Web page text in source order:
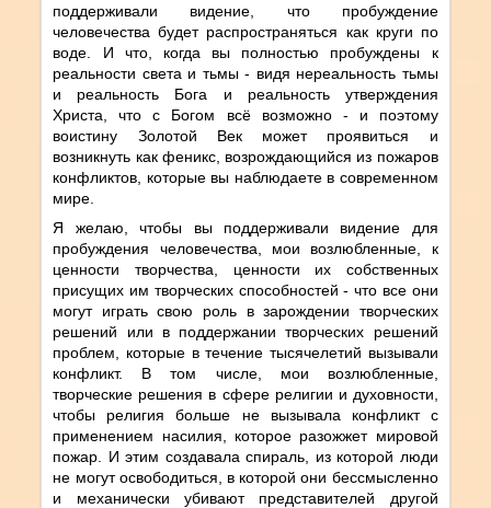
поддерживали видение, что пробуждение
человечества будет распространяться как круги по
воде. И что, когда вы полностью пробуждены к
реальности света и тьмы - видя нереальность тьмы
и реальность Бога и реальность утверждения
Христа, что с Богом всё возможно - и поэтому
воистину Золотой Век может проявиться и
возникнуть как феникс, возрождающийся из пожаров
конфликтов, которые вы наблюдаете в современном
мире.
Я желаю, чтобы вы поддерживали видение для
пробуждения человечества, мои возлюбленные, к
ценности творчества, ценности их собственных
присущих им творческих способностей - что все они
могут играть свою роль в зарождении творческих
решений или в поддержании творческих решений
проблем, которые в течение тысячелетий вызывали
конфликт. В том числе, мои возлюбленные,
творческие решения в сфере религии и духовности,
чтобы религия больше не вызывала конфликт с
применением насилия, которое разожжет мировой
пожар. И этим создавала спираль, из которой люди
не могут освободиться, в которой они бессмысленно
и механически убивают представителей другой